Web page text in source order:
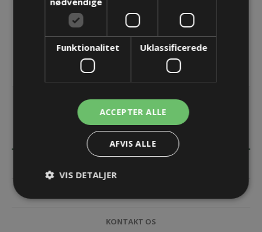
KONTAKT OS
Funktionalitet Uklassificerede
ACCEPTER ALLE
AFVIS ALLE
VIS DETALJER